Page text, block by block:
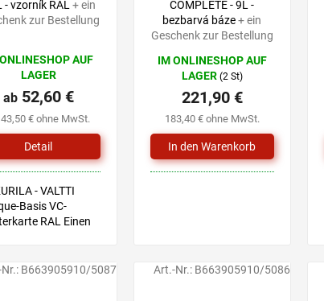
- vzorník RAL+ ein
zur Bestellung
AUF
LAGER
€ ohne MwSt.
ab52,60 €
Detail
- VALTTI
Basis VC-
RAL Einen
wählen Sie
COMPLETE - 9L -
bezbarvá báze+ ein
Geschenk zur Bestellung
IM ONLINESHOP AUF
LAGER (2 St)
183,40 € ohne MwSt.
221,90 €
B663905910/5087 Art.-Nr.: B663905910/5086